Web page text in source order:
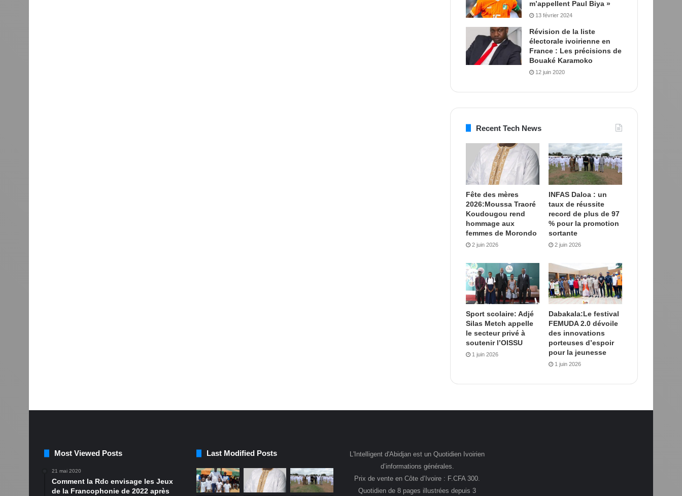
m’appellent Paul Biya »
13 février 2024
Révision de la liste
électorale ivoirienne en
France : Les précisions de
Bouaké Karamoko
12 juin 2020
Recent Tech News
Fête des mères
2026:Moussa Traoré
Koudougou rend
hommage aux
femmes de Morondo
2 juin 2026
INFAS Daloa : un
taux de réussite
record de plus de 97
% pour la promotion
sortante
2 juin 2026
Sport scolaire: Adjé
Silas Metch appelle
le secteur privé à
soutenir l’OISSU
1 juin 2026
Dabakala:Le festival
FEMUDA 2.0 dévoile
des innovations
porteuses d’espoir
pour la jeunesse
1 juin 2026
Most Viewed Posts
21 mai 2020
Comment la Rdc envisage les Jeux
de la Francophonie de 2022 après
Last Modified Posts
L'Intelligent d'Abidjan est un Quotidien Ivoirien
d’informations générales.
Prix de vente en Côte d’Ivoire : F.CFA 300.
Quotidien de 8 pages illustrées depuis 3